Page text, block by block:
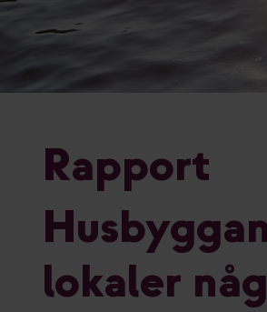
Rapport
lokaler